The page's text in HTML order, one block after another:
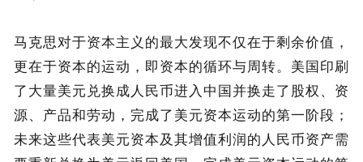
马克思对于资本主义的最大发现不仅在于剩余价值，
更在于资本的运动，即资本的循环与周转。美国印刷
了大量美元兑换成人民币进入中国并换走了股权、资
源、产品和劳动，完成了美元资本运动的第一阶段；
未来这些代表美元资本及其增值利润的人民币资产需